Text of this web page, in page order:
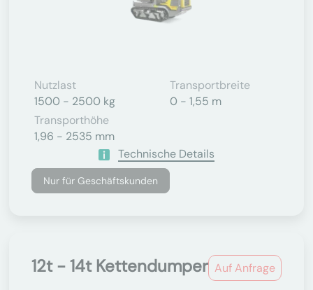
Nutzlast
1500 - 2500 kg
Transportbreite
0 - 1,55 m
Transporthöhe
1,96 - 2535 mm
Technische Details
Nur für Geschäftskunden
Auf Anfrage
12t - 14t Kettendumper